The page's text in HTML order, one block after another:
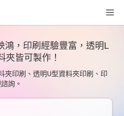
鴻，印刷經驗豐富，透明L
夾皆可製作！
夾印刷、透明U型資料夾印刷、印
詢。